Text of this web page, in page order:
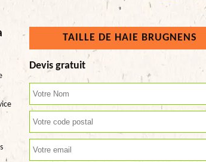
TAILLE DE HAIE BRUGNENS
Devis gratuit